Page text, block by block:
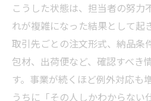
こうした状態は、担当者の努力
れが複雑になった結果として起
取引先ごとの注文形式、納品条
包材、出荷便など、確認すべき
す。事業が続くほど例外対応も
うちに「その人しかわからない